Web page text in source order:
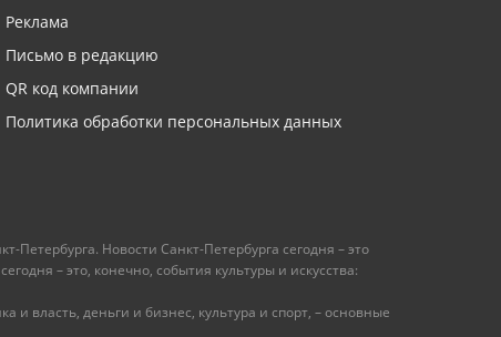
Реклама
Письмо в редакцию
QR код компании
Политика обработки персональных данных
Петербурга. Новости Санкт-Петербурга сегодня – это
– это, конечно, события культуры и искусства:
и власть, деньги и бизнес, культура и спорт, – основные